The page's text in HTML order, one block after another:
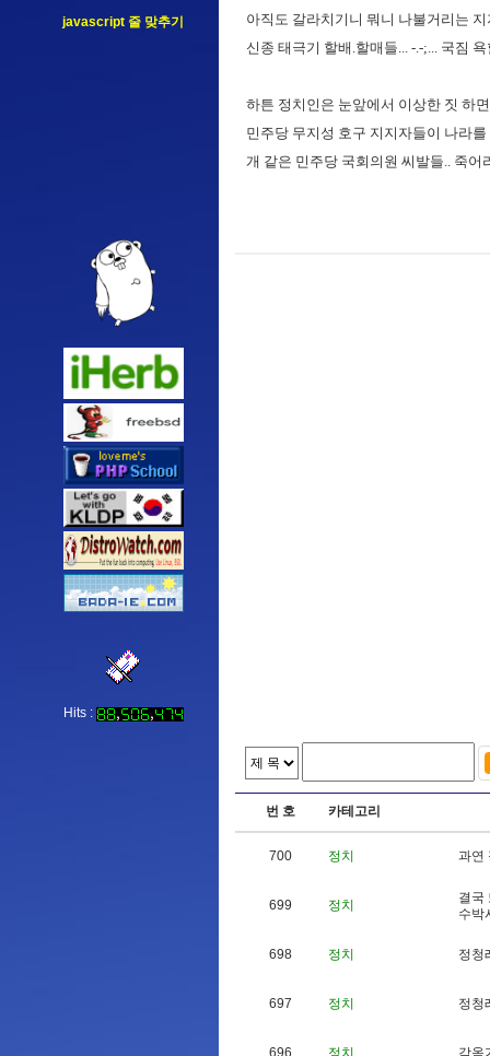
javascript 줄 맞추기
Hits :
아직도 갈라치기니 뭐니 나불거리는
신종 태극기 할배.할매들... -.-;... 국짐
하튼 정치인은 눈앞에서 이상한 짓 하
민주당 무지성 호구 지지자들이 나라를
개 같은 민주당 국회의원 씨발들.. 죽어
번 호 카테고리
700 정치 과연
699 정치 결 국
수박
698 정치 정청
697 정치 정청
696 정치 감옥